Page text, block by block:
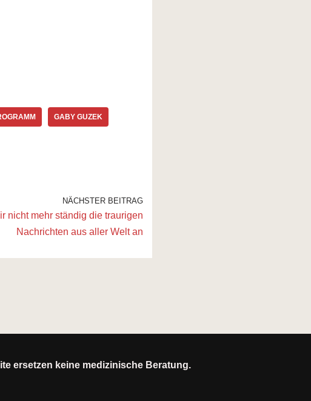
GABY GUZEK
NÄCHSTER BEITRAG
nicht mehr ständig die traurigen
Nachrichten aus aller Welt an
ersetzen keine medizinische Beratung.